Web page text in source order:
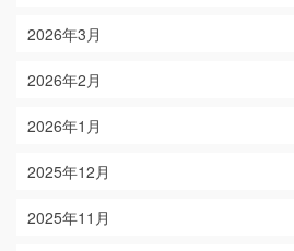
2026年3月
2026年2月
2026年1月
2025年12月
2025年11月